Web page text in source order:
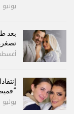
يونيو 25, 2020
بعد
تصغره ب
أغسطس
يوليو 23, 2020